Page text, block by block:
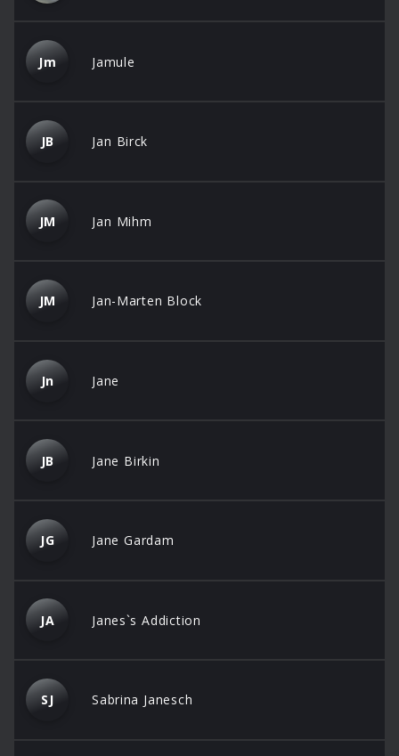
Jm Jamule
JB Jan Birck
JM Jan Mihm
JM Jan-Marten Block
Jn Jane
JB Jane Birkin
JG Jane Gardam
JA Janes`s Addiction
SJ Sabrina Janesch